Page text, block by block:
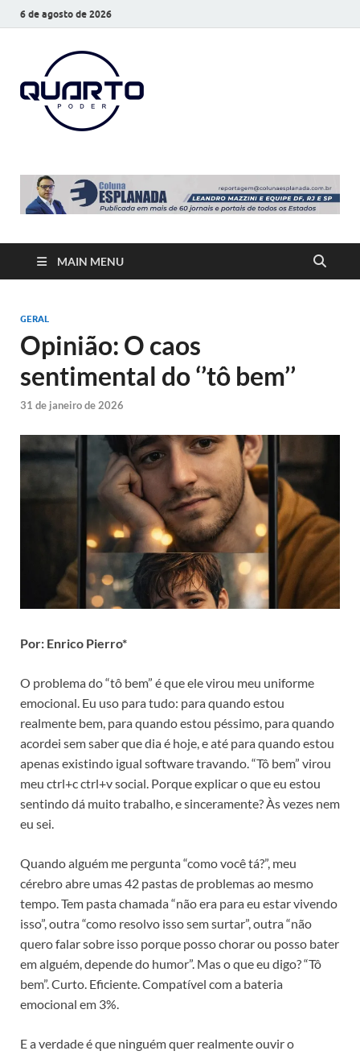
6 de agosto de 2026
MAIN MENU
GERAL
Opinião: O caos
sentimental do ‘’tô bem’’
31 de janeiro de 2026
Por: Enrico Pierro*
O problema do “tô bem” é que ele virou meu uniforme
emocional. Eu uso para tudo: para quando estou
realmente bem, para quando estou péssimo, para quando
acordei sem saber que dia é hoje, e até para quando estou
apenas existindo igual software travando. “Tô bem” virou
meu ctrl+c ctrl+v social. Porque explicar o que eu estou
sentindo dá muito trabalho, e sinceramente? Às vezes nem
eu sei.
Quando alguém me pergunta “como você tá?”, meu
cérebro abre umas 42 pastas de problemas ao mesmo
tempo. Tem pasta chamada “não era para eu estar vivendo
isso”, outra “como resolvo isso sem surtar”, outra “não
quero falar sobre isso porque posso chorar ou posso bater
em alguém, depende do humor”. Mas o que eu digo? “Tô
bem”. Curto. Eficiente. Compatível com a bateria
emocional em 3%.
E a verdade é que ninguém quer realmente ouvir o